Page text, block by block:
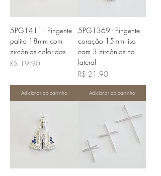
5PG1411 - Pingente
palito 18mm com
zircônias coloridas
Preço
R$ 19,90
Adicionar ao carrinho
5PG1369 - Pingente
coração 15mm liso
com 3 zircônias na
lateral
Preço
R$ 21,90
Adicionar ao carrinho